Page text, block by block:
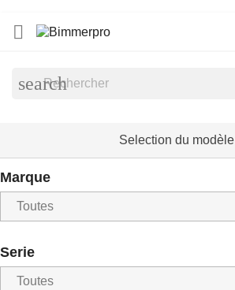

search
Selection du modèle
Marque
Serie